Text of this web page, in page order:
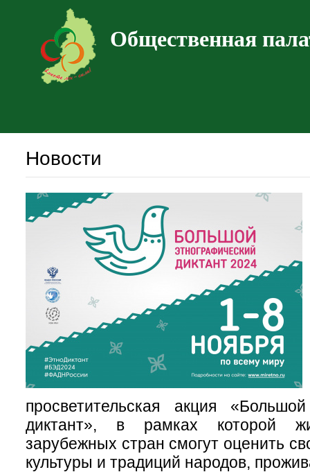
Общественная
Новости
просветительская акция
диктант», в рамках которой
зарубежных стран смогут оценить
культуры и традиций народов,